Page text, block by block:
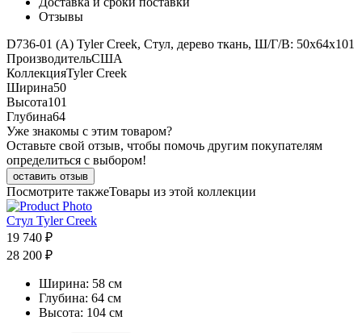
Отзывы
D736-01 (A) Tyler Creek, Стул, дерево ткань, Ш/Г/В: 50х64х101
ПроизводительСША
КоллекцияTyler Creek
Ширина50
Высота101
Глубина64
Уже знакомы с этим товаром?
Оставьте свой отзыв, чтобы помочь другим покупателям
определиться с выбором!
оставить отзыв
Посмотрите такжеТовары из этой коллекции
Стул Tyler Creek
19 740 ₽
28 200 ₽
Ширина: 58 см
Глубина: 64 см
Высота: 104 см